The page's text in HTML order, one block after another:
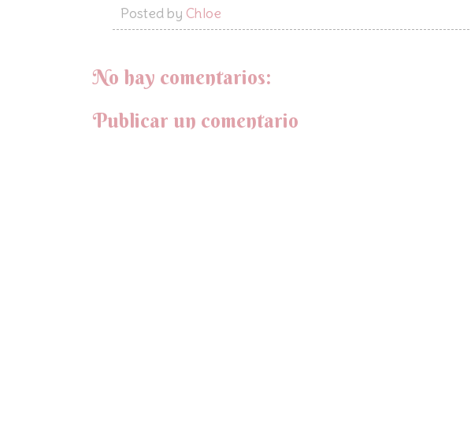
Posted by Chloe
No hay comentarios:
Publicar un comentario